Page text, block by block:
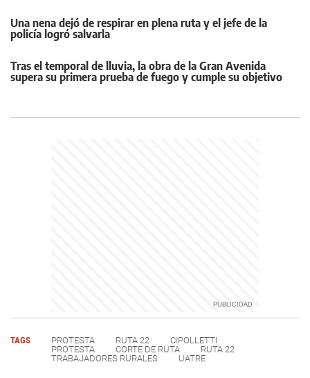
Una nena dejó de respirar en plena ruta y el jefe de la
policía logró salvarla
Tras el temporal de lluvia, la obra de la Gran Avenida
supera su primera prueba de fuego y cumple su objetivo
TAGS PROTESTA RUTA 22
CIPOLLETTI
PROTESTA
CORTE DE RUTA
RUTA 22
TRABAJADORES RURALES
UATRE